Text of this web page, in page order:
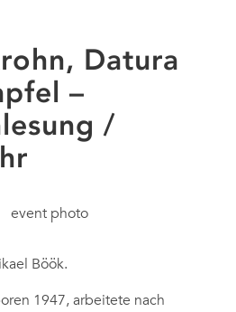
Datura
–
/
Böök.
1947, arbeitete nach